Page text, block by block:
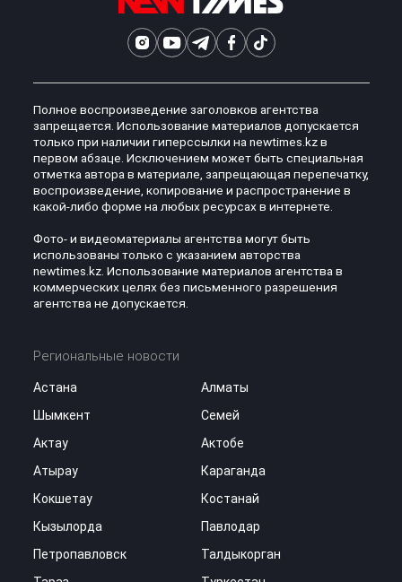
Полное воспроизведение заголовков агентства
запрещается. Использование материалов допускается
только при наличии гиперссылки на newtimes.kz в
первом абзаце. Исключением может быть специальная
отметка автора в материале, запрещающая перепечатку,
воспроизведение, копирование и распространение в
какой-либо форме на любых ресурсах в интернете.
Фото- и видеоматериалы агентства могут быть
использованы только с указанием авторства
newtimes.kz. Использование материалов агентства в
коммерческих целях без письменного разрешения
агентства не допускается.
Региональные новости
Астана
Алматы
Шымкент
Семей
Актау
Актобе
Атырау
Караганда
Кокшетау
Костанай
Кызылорда
Павлодар
Петропавловск
Талдыкорган